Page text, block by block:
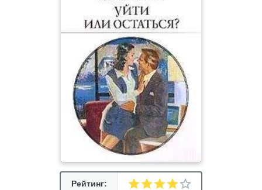
Рейтинг: